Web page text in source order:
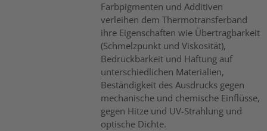
Farbpigmenten und Additiven
verleihen dem Thermotransferband
ihre Eigenschaften wie Übertragbarkeit
(Schmelzpunkt und Viskosität),
Bedruckbarkeit und Haftung auf
unterschiedlichen Materialien,
Beständigkeit des Ausdrucks gegen
mechanische und chemische Einflüsse,
gegen Hitze und UV-Strahlung und
optische Dichte.